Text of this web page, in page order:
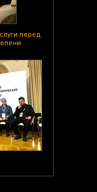
перед